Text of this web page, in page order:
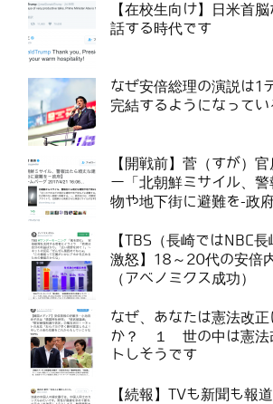
【在校生向け】日米首
話する時代です
なぜ安倍総理の演説は1
完結するようになってい
【開戦前】菅（すが）
ー「北朝鮮ミサイル、
物や地下街に避難を-政府
【TBS（長崎ではNBC
激怒】18～20代の安倍
（アベノミクス成功）
なぜ、あなたは憲法改
か？ １ 世の中は憲法
トしそうです
【続報】TVも新聞も報